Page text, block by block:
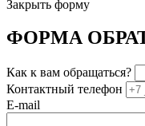
Закрыть форму
ФОРМА
Как к вам обращаться?
Контактный телефон
E-mail